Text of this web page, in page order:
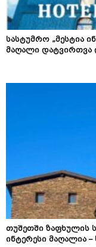
სასტუმრო „მესტია
მაღალი დატვირთვა
თუშეთში ზაფხულის
ინტერესი მაღალია